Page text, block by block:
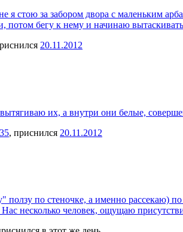
я стою за забором двора с маленьким
бегу к нему и начинаю
20.11.2012
их, а внутри они белые,
, приснился 20.11.2012
ползу по стеночке, а именно рассекаю)
несколько человек, ощущаю